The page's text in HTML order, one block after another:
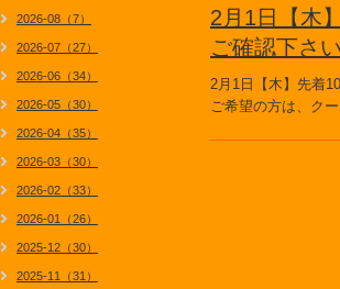
2月1日【木
ご確認下さ
2月1日【木】先着
ご希望の方は、ク
2026-08（7）
2026-07（27）
2026-06（34）
2026-05（30）
2026-04（35）
2026-03（30）
2026-02（33）
2026-01（26）
2025-12（30）
2025-11（31）